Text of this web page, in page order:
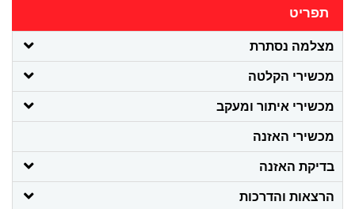
תפריט
מצלמה נסתרת
מכשירי הקלטה
מכשירי איתור ומעקב
מכשירי האזנה
בדיקת האזנה
הרצאות והדרכות